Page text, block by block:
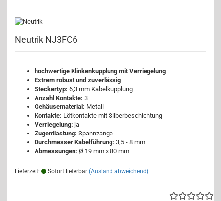
Neutrik NJ3FC6
hochwertige Klinkenkupplung mit Verriegelung
Extrem robust und zuverlässig
Steckertyp: 6,3 mm Kabelkupplung
Anzahl Kontakte: 3
Gehäusematerial: Metall
Kontakte: Lötkontakte mit Silberbeschichtung
Verriegelung: ja
Zugentlastung: Spannzange
Durchmesser Kabelführung: 3,5 - 8 mm
Abmessungen: Ø 19 mm x 80 mm
Lieferzeit: Sofort lieferbar (Ausland abweichend)